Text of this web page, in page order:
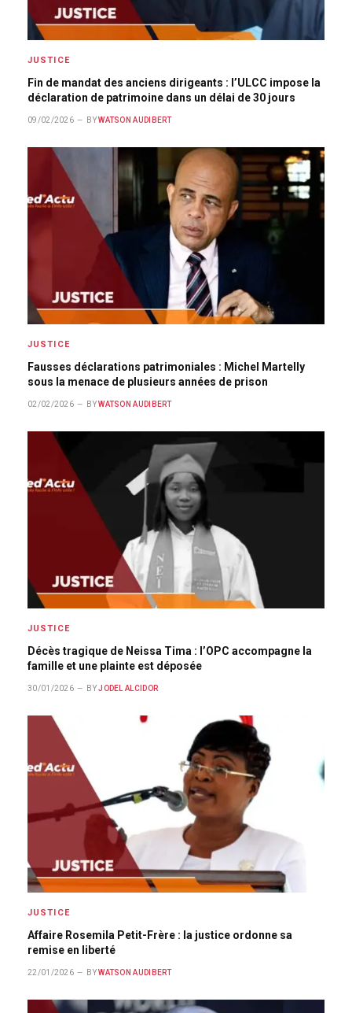
JUSTICE
Fin de mandat des anciens dirigeants : l’ULCC impose la
déclaration de patrimoine dans un délai de 30 jours
09/02/2026 BY WATSON AUDIBERT
JUSTICE
Fausses déclarations patrimoniales : Michel Martelly
sous la menace de plusieurs années de prison
02/02/2026 BY WATSON AUDIBERT
JUSTICE
Décès tragique de Neissa Tima : l’OPC accompagne la
famille et une plainte est déposée
30/01/2026 BY JODEL ALCIDOR
JUSTICE
Affaire Rosemila Petit-Frère : la justice ordonne sa
remise en liberté
22/01/2026 BY WATSON AUDIBERT